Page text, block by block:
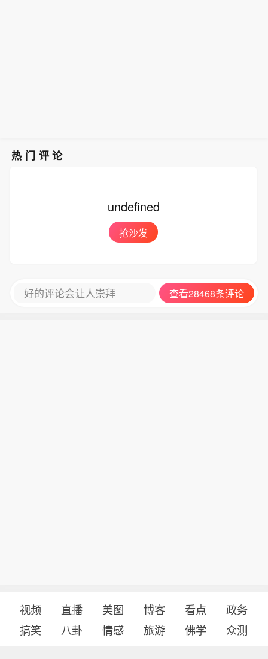
热门评论
undefined
抢沙发
好的评论会让人崇拜 查看28468条评论
视频 直播 美图 博客 看点
政务
搞笑
八卦 情感 旅游 佛学 众测